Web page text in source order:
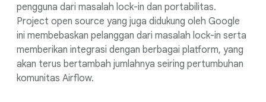
pengguna dari masalah lock-in dan portabilitas.
Project open source yang juga didukung oleh Google
ini membebaskan pelanggan dari masalah lock-in serta
memberikan integrasi dengan berbagai platform, yang
akan terus bertambah jumlahnya seiring pertumbuhan
komunitas Airflow.